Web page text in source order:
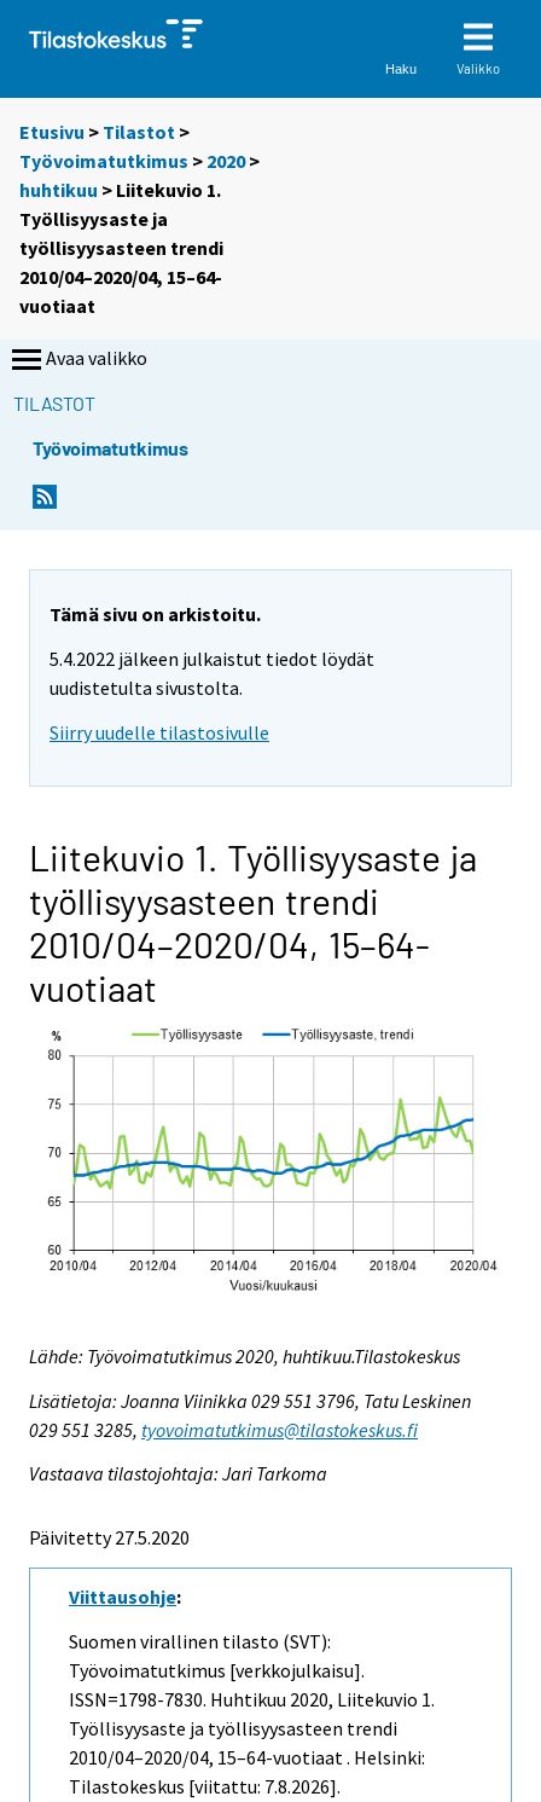
Haku Valikko
Etusivu > Tilastot >
Työvoimatutkimus > 2020>
huhtikuu > Liitekuvio 1.
Työllisyysaste ja
työllisyysasteen trendi
2010/04–2020/04, 15–64-
vuotiaat
Avaa valikko
TILASTOT
Työvoimatutkimus
Tämä sivu on arkistoitu.
5.4.2022 jälkeen julkaistut tiedot löydät
uudistetulta sivustolta.
Siirry uudelle tilastosivulle
Liitekuvio 1. Työllisyysaste ja
työllisyysasteen trendi
2010/04–2020/04, 15–64-
vuotiaat
Lähde: Työvoimatutkimus 2020, huhtikuu.Tilastokeskus
Lisätietoja: Joanna Viinikka 029 551 3796, Tatu Leskinen
029 551 3285, tyovoimatutkimus@tilastokeskus.fi
Vastaava tilastojohtaja: Jari Tarkoma
Päivitetty 27.5.2020
Viittausohje:
Suomen virallinen tilasto (SVT):
Työvoimatutkimus [verkkojulkaisu].
ISSN=1798-7830. Huhtikuu 2020, Liitekuvio 1.
Työllisyysaste ja työllisyysasteen trendi
2010/04–2020/04, 15–64-vuotiaat . Helsinki:
Tilastokeskus [viitattu: 7.8.2026].